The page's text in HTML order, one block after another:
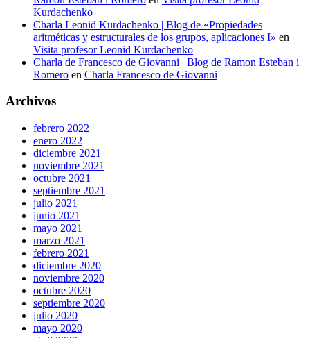
Kurdachenko
Charla Leonid Kurdachenko | Blog de «Propiedades
aritméticas y estructurales de los grupos, aplicaciones I» en
Visita profesor Leonid Kurdachenko
Charla de Francesco de Giovanni | Blog de Ramon Esteban i
Romero en Charla Francesco de Giovanni
Archivos
febrero 2022
enero 2022
diciembre 2021
noviembre 2021
octubre 2021
septiembre 2021
julio 2021
junio 2021
mayo 2021
marzo 2021
febrero 2021
diciembre 2020
noviembre 2020
octubre 2020
septiembre 2020
julio 2020
mayo 2020